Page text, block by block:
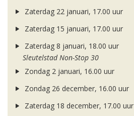
Zaterdag 22 januari, 17.00 uur
Zaterdag 15 januari, 17.00 uur
Zaterdag 8 januari, 18.00 uur
Sleutelstad Non-Stop 30
Zondag 2 januari, 16.00 uur
Zondag 26 december, 16.00 uur
Zaterdag 18 december, 17.00 uur